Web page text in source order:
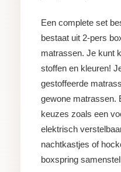
Een complete set
bestaat uit 2-pers
matrassen. Je kunt
stoffen en kleuren!
gestoffeerde
gewone matrassen.
keuzes zoals een
elektrisch
nachtkastjes of
boxspring